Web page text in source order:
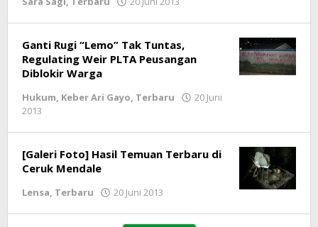
Ganti Rugi “Lemo” Tak Tuntas,
Regulating Weir PLTA Peusangan
Diblokir Warga
Hukum, Keber Ari Gayo, Terbaru
20 Juni
2013
[Galeri Foto] Hasil Temuan Terbaru di
Ceruk Mendale
Lensa, Terbaru 20 Juni 2013